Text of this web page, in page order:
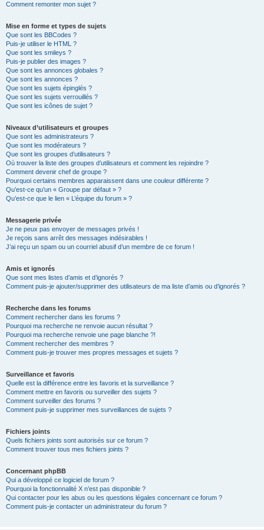
Comment remonter mon sujet ?
Mise en forme et types de sujets
Que sont les BBCodes ?
Puis-je utiliser le HTML ?
Que sont les smileys ?
Puis-je publier des images ?
Que sont les annonces globales ?
Que sont les annonces ?
Que sont les sujets épinglés ?
Que sont les sujets verrouillés ?
Que sont les icônes de sujet ?
Niveaux d’utilisateurs et groupes
Que sont les administrateurs ?
Que sont les modérateurs ?
Que sont les groupes d’utilisateurs ?
Où trouver la liste des groupes d’utilisateurs et comment les rejoindre ?
Comment devenir chef de groupe ?
Pourquoi certains membres apparaissent dans une couleur différente ?
Qu’est-ce qu’un « Groupe par défaut » ?
Qu’est-ce que le lien « L’équipe du forum » ?
Messagerie privée
Je ne peux pas envoyer de messages privés !
Je reçois sans arrêt des messages indésirables !
J’ai reçu un spam ou un courriel abusif d’un membre de ce forum !
Amis et ignorés
Que sont mes listes d’amis et d’ignorés ?
Comment puis-je ajouter/supprimer des utilisateurs de ma liste d’amis ou d’ignorés ?
Recherche dans les forums
Comment rechercher dans les forums ?
Pourquoi ma recherche ne renvoie aucun résultat ?
Pourquoi ma recherche renvoie une page blanche ?!
Comment rechercher des membres ?
Comment puis-je trouver mes propres messages et sujets ?
Surveillance et favoris
Quelle est la différence entre les favoris et la surveillance ?
Comment mettre en favoris ou surveiller des sujets ?
Comment surveiller des forums ?
Comment puis-je supprimer mes surveillances de sujets ?
Fichiers joints
Quels fichiers joints sont autorisés sur ce forum ?
Comment trouver tous mes fichiers joints ?
Concernant phpBB
Qui a développé ce logiciel de forum ?
Pourquoi la fonctionnalité X n’est pas disponible ?
Qui contacter pour les abus ou les questions légales concernant ce forum ?
Comment puis-je contacter un administrateur du forum ?